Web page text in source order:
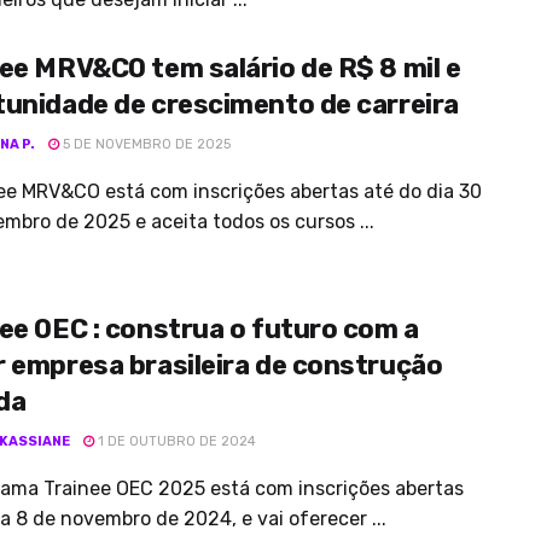
MRV&CO tem salário de R$ 8 mil e
de crescimento de carreira
P. 5 DE NOVEMBRO DE 2025
MRV&CO está com inscrições abertas até do dia 30
de 2025 e aceita todos os cursos ...
OEC : construa o futuro com a
empresa brasileira de construção
1 DE OUTUBRO DE 2024
Trainee OEC 2025 está com inscrições abertas
8 de novembro de 2024, e vai oferecer ...